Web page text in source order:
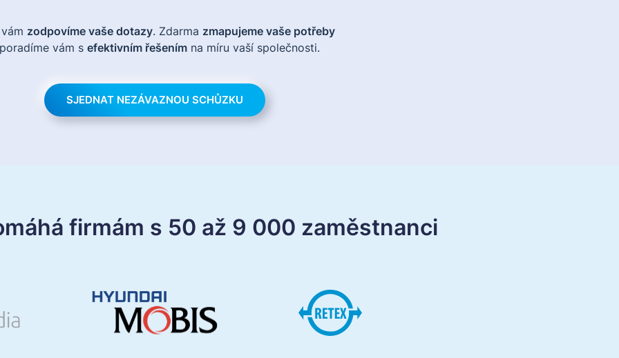
zodpovíme vaše dotazy. Zdarma zmapujeme vaše potřeby
vám s efektivním řešením na míru vaší společnosti.
SJEDNAT NEZÁVAZNOU SCHŮZKU
firmám s 50 až 9 000 zaměstnanci